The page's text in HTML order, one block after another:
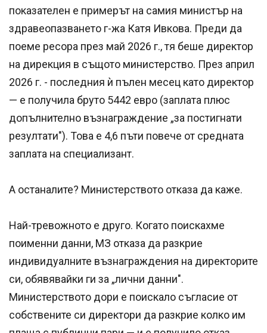
показателен е примерът на самия министър на
здравеопазването г-жа Катя Ивкова. Преди да
поеме ресора през май 2026 г., тя беше директор
на дирекция в същото министерство. През април
2026 г. - последния ѝ пълен месец като директор
— е получила бруто 5442 евро (заплата плюс
допълнително възнаграждение „за постигнати
резултати"). Това е 4,6 пъти повече от средната
заплата на специализант.
А останалите? Министерството отказа да каже.
Най-тревожното е друго. Когато поискахме
поименни данни, МЗ отказа да разкрие
индивидуалните възнаграждения на директорите
си, обявявайки ги за „лични данни".
Министерството дори е поискало съгласие от
собствените си директори да разкрие колко им